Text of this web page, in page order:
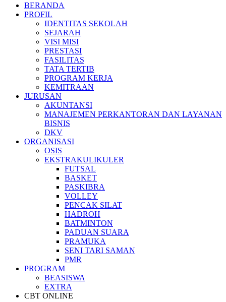
BERANDA
PROFIL
IDENTITAS SEKOLAH
SEJARAH
VISI MISI
PRESTASI
FASILITAS
TATA TERTIB
PROGRAM KERJA
KEMITRAAN
JURUSAN
AKUNTANSI
MANAJEMEN PERKANTORAN DAN LAYANAN
BISNIS
DKV
ORGANISASI
OSIS
EKSTRAKULIKULER
FUTSAL
BASKET
PASKIBRA
VOLLEY
PENCAK SILAT
HADROH
BATMINTON
PADUAN SUARA
PRAMUKA
SENI TARI SAMAN
PMR
PROGRAM
BEASISWA
EXTRA
CBT ONLINE